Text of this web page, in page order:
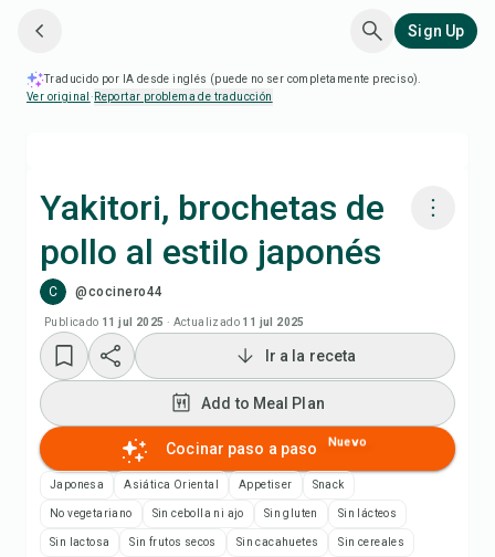
Sign Up
Traducido por IA desde inglés (puede no ser completamente preciso).
Ver original · Reportar problema de traducción
Yakitori, brochetas de
pollo al estilo japonés
C @cocinero44
Publicado 11 jul 2025 · Actualizado 11 jul 2025
Cocinar con Chefadora AI
Add to Meal Plan
Add to Shopping List
Notas de la receta
Ir a la receta
Add to Meal Plan
Cocinar paso a paso Nuevo
Japonesa Asiática Oriental Appetiser Snack
No vegetariano Sin cebolla ni ajo Sin gluten Sin lácteos
Sin lactosa Sin frutos secos Sin cacahuetes Sin cereales